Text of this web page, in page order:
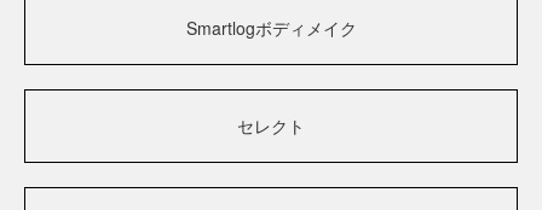
Smartlogボディメイク
セレクト